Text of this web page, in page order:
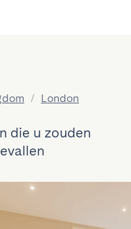
/ London
die u zouden